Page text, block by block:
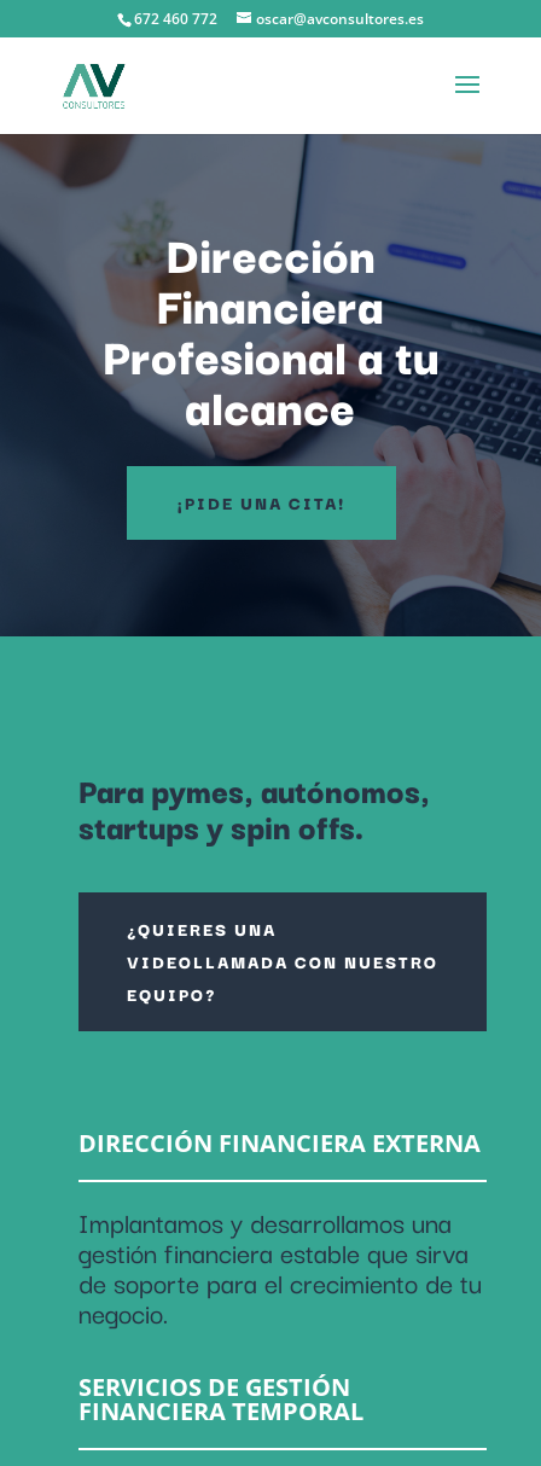
672 460 772 oscar@avconsultores.es
Dirección
Financiera
Profesional a tu
alcance
¡PIDE UNA CITA!
Para pymes, autónomos,
startups y spin offs.
¿QUIERES UNA
VIDEOLLAMADA CON NUESTRO
EQUIPO?
DIRECCIÓN FINANCIERA EXTERNA
Implantamos y desarrollamos una
gestión financiera estable que sirva
de soporte para el crecimiento de tu
negocio.
SERVICIOS DE GESTIÓN
FINANCIERA TEMPORAL